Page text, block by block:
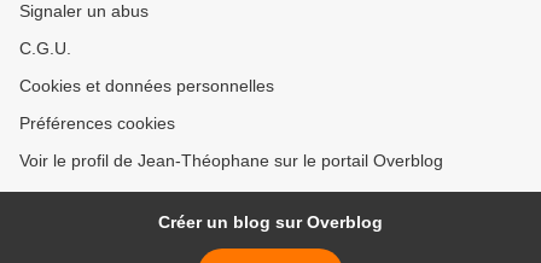
Signaler un abus
C.G.U.
Cookies et données personnelles
Préférences cookies
Voir le profil de Jean-Théophane sur le portail Overblog
Créer un blog sur Overblog